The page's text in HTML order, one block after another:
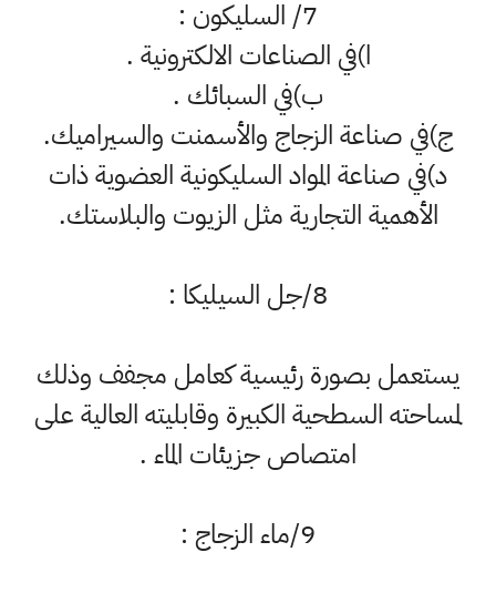
7/ السليكون :
ا)في الصناعات الالكترونية .
ب)في السبائك .
ج)في صناعة الزجاج والأسمنت والسيراميك.
د)في صناعة المواد السليكونية العضوية ذات
الأهمية التجارية مثل الزيوت والبلاستك.
8/جل السيليكا :
يستعمل بصورة رئيسية كعامل مجفف وذلك
لمساحته السطحية الكبيرة وقابليته العالية على
امتصاص جزيئات الماء .
9/ماء الزجاج :